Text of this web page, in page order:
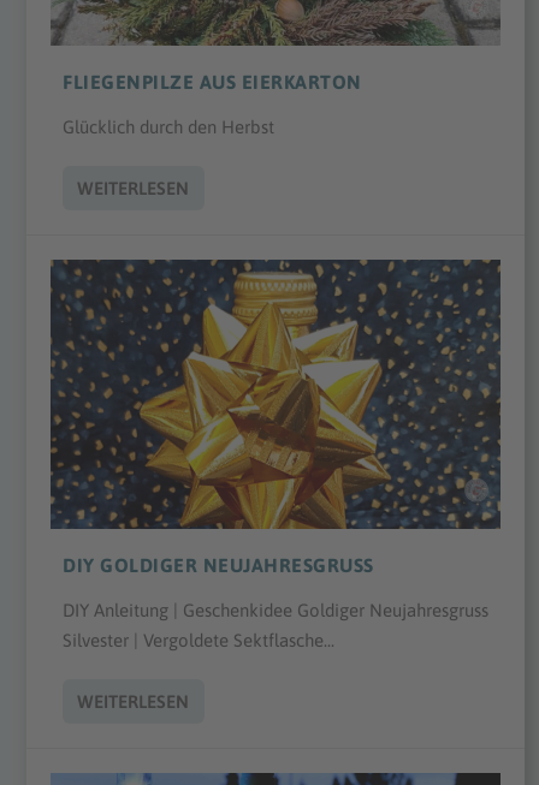
FLIEGENPILZE AUS EIERKARTON
Glücklich durch den Herbst
WEITERLESEN
DIY GOLDIGER NEUJAHRESGRUSS
DIY Anleitung | Geschenkidee Goldiger Neujahresgruss
Silvester | Vergoldete Sektflasche...
WEITERLESEN